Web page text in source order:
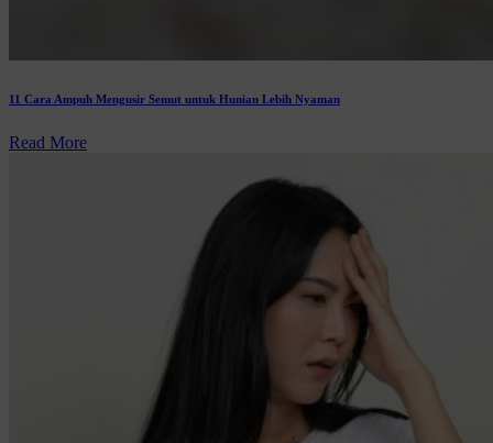
11 Cara Ampuh Mengusir Semut untuk Hunian Lebih Nyaman
Read More